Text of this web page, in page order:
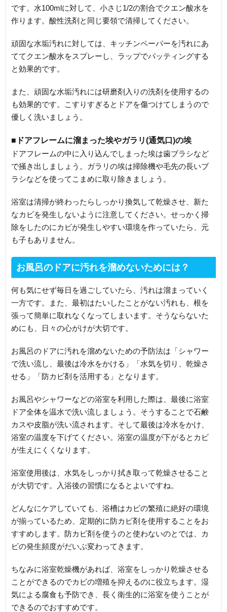
です。水100mlに対して、小さじ1/2の割合でクエン酸水を
作ります。酸性洗剤と同じ要領で清掃してください。
頑固な水垢汚れに対しては、キッチンペーパーを汚れにあ
ててクエン酸水をスプレーし、ラップでパッティングする
と効果的です。
また、頑固な水垢汚れには研磨剤入りの洗剤を使用するの
も効果的です。こすりすぎるとドアを傷つけてしまうので
優しく洗いましょう。
■ドアフレームに溜まった埃やガラリ(通気口)の埃
ドアフレームの中に入り込んでしまった埃は歯ブラシなど
で掻き出しましょう。ガラリの埃は掃除機や毛先の長いブ
ラシなどを使ってこまめに取り除きましょう。
浴室は清掃が終わったらしっかり換気して乾燥させ、新た
なカビを発生しないように注意してください。せっかく掃
除をしたのにカビが発生しやすい環境を作っていたら、元
も子もありません。
お風呂のドアに汚れを溜めないためには？
何も気にせず毎日を過ごしていたら、汚れは溜まっていく
一方です。また、最初はたいしたことがない汚れも、根を
張って簡単に取れなくなってしまいます。そうならないた
めにも、日々の心がけが大切です。
お風呂のドアに汚れを溜めないための予防法は「シャワー
で洗い流し、最後は冷水をかける」「水気を切り、乾燥さ
せる」「防カビ剤を活用する」となります。
お風呂やシャワーなどの浴室を利用した際は、最後に浴室
ドア全体を温水で洗い流しましょう。そうすることで石鹸
カスや皮脂が洗い流されます。そして最後は冷水をかけ、
浴室の温度を下げてください。浴室の温度が下がるとカビ
が生えにくくなります。
浴室使用後は、水気をしっかり拭き取って乾燥させること
が大切です。入浴後の習慣になるとよいですね。
どんなにケアしていても、浴槽はカビの繁殖に絶好の環境
が揃っているため、定期的に防カビ剤を使用することをお
すすめします。防カビ剤を使うのと使わないのとでは、カ
ビの発生頻度がだいぶ変わってきます。
ちなみに浴室乾燥機があれば、浴室をしっかり乾燥させる
ことができるのでカビの増殖を抑えるのに役立ちます。湿
気による腐食も予防でき、長く衛生的に浴室を使うことが
できるのでおすすめです。